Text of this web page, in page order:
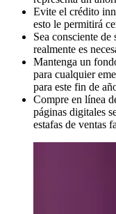
Evite el crédito
esto le permitirá
Sea consciente
realmente es
Mantenga un
para cualquier
para este fin de
Compre en línea
páginas digitales
estafas de ventas